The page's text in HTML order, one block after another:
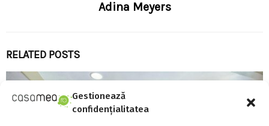
Gestionează
confidențialitatea
Adina Meyers
RELATED POSTS